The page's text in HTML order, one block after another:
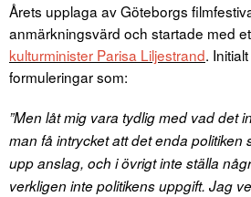
Årets upplaga av Göteborgs
anmärkningsvärd och startade med
kulturminister Parisa Liljestrand.
formuleringar som:
”Men låt mig vara tydlig med vad det
man få intrycket att det enda politiken
upp anslag, och i övrigt inte ställa
verkligen inte politikens uppgift. Jag